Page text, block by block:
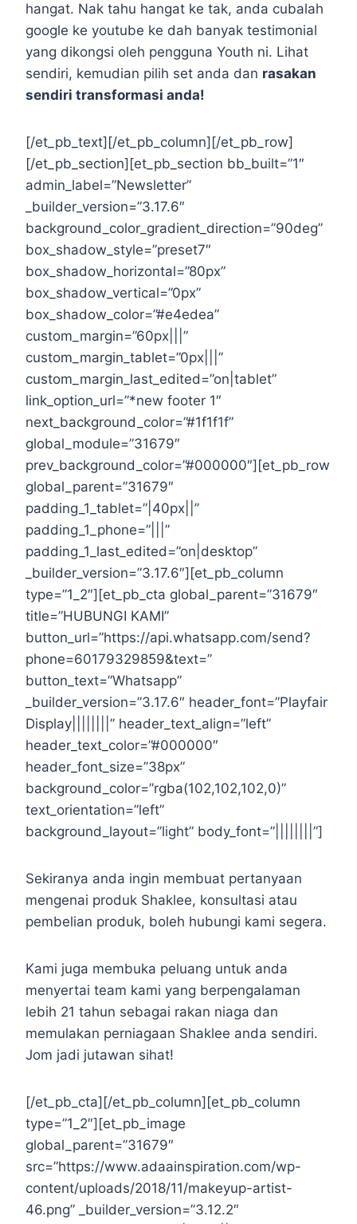
hangat. Nak tahu hangat ke tak, anda cubalah
google ke youtube ke dah banyak testimonial
yang dikongsi oleh pengguna Youth ni. Lihat
sendiri, kemudian pilih set anda dan rasakan
sendiri transformasi anda!
[/et_pb_text][/et_pb_column][/et_pb_row]
[/et_pb_section][et_pb_section bb_built=”1″
admin_label=”Newsletter”
_builder_version=”3.17.6″
background_color_gradient_direction=”90deg”
box_shadow_style=”preset7″
box_shadow_horizontal=”80px”
box_shadow_vertical=”0px”
box_shadow_color=”#e4edea”
custom_margin=”60px|||”
custom_margin_tablet=”0px|||”
custom_margin_last_edited=”on|tablet”
link_option_url=”*new footer 1″
next_background_color=”#1f1f1f”
global_module=”31679″
prev_background_color=”#000000″][et_pb_row
global_parent=”31679″
padding_1_tablet=”|40px||”
padding_1_phone=”|||”
padding_1_last_edited=”on|desktop”
_builder_version=”3.17.6″][et_pb_column
type=”1_2″][et_pb_cta global_parent=”31679″
title=”HUBUNGI KAMI”
button_url=”https://api.whatsapp.com/send?
phone=60179329859&text=”
button_text=”Whatsapp”
_builder_version=”3.17.6″ header_font=”Playfair
Display||||||||” header_text_align=”left”
header_text_color=”#000000″
header_font_size=”38px”
background_color=”rgba(102,102,102,0)”
text_orientation=”left”
background_layout=”light” body_font=”||||||||”]
Sekiranya anda ingin membuat pertanyaan
mengenai produk Shaklee, konsultasi atau
pembelian produk, boleh hubungi kami segera.
Kami juga membuka peluang untuk anda
menyertai team kami yang berpengalaman
lebih 21 tahun sebagai rakan niaga dan
memulakan perniagaan Shaklee anda sendiri.
Jom jadi jutawan sihat!
[/et_pb_cta][/et_pb_column][et_pb_column
type=”1_2″][et_pb_image
global_parent=”31679″
src=”https://www.adaainspiration.com/wp-
content/uploads/2018/11/makeyup-artist-
46.png” _builder_version=”3.12.2″